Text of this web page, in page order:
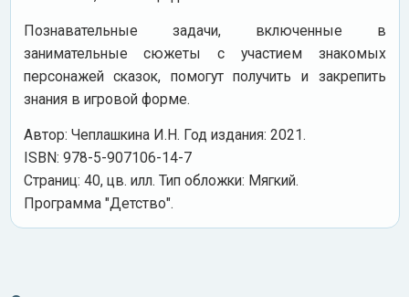
Познавательные задачи, включенные в
занимательные сюжеты с участием знакомых
персонажей сказок, помогут получить и закрепить
знания в игровой форме.
Автор: Чеплашкина И.Н. Год издания: 2021.
ISBN: 978-5-907106-14-7
Cтраниц: 40, цв. илл. Тип обложки: Мягкий.
Программа "Детство".